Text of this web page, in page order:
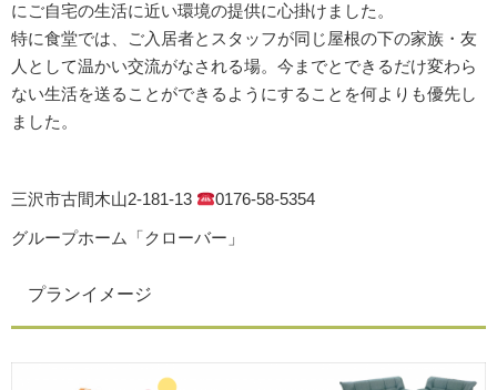
にご自宅の生活に近い環境の提供に心掛けました。
特に食堂では、ご入居者とスタッフが同じ屋根の下の家族・友
人として温かい交流がなされる場。今までとできるだけ変わら
ない生活を送ることができるようにすることを何よりも優先し
ました。
三沢市古間木山2-181-13 0176-58-5354
グループホーム「クローバー」
プランイメージ